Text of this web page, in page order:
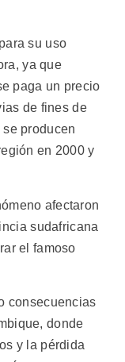
su uso
ya que
paga un precio
de fines de
producen
en 2000 y
afectaron
sudafricana
el famoso
consecuencias
donde
y la pérdida